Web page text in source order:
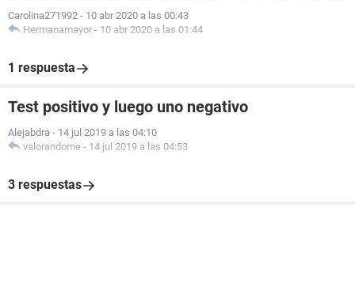
Carolina271992 - 10 abr 2020 a las 00:43
Hermanamayor - 10 abr 2020 a las 01:44
1 respuesta
Test positivo y luego uno negativo
Alejabdra - 14 jul 2019 a las 04:10
valorandome - 14 jul 2019 a las 04:53
3 respuestas